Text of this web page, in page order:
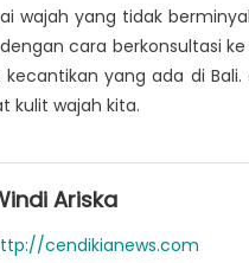
wajah yang tidak
cara berkonsultasi
yang ada di
kulit wajah kita.
Ariska
cendikianews.com